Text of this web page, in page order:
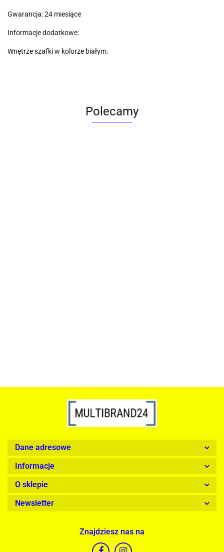
Gwarancja: 24 miesiące
Informacje dodatkowe:
Wnętrze szafki w kolorze białym.
Polecamy
Dane adresowe
Informacje
O sklepie
Newsletter
Znajdziesz nas na